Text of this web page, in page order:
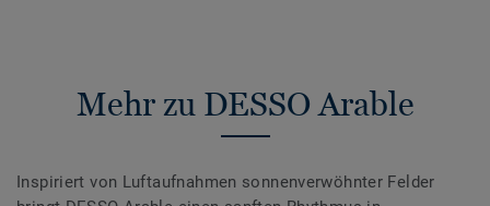
Mehr zu DESSO Arable
Inspiriert von Luftaufnahmen sonnenverwöhnter Felder